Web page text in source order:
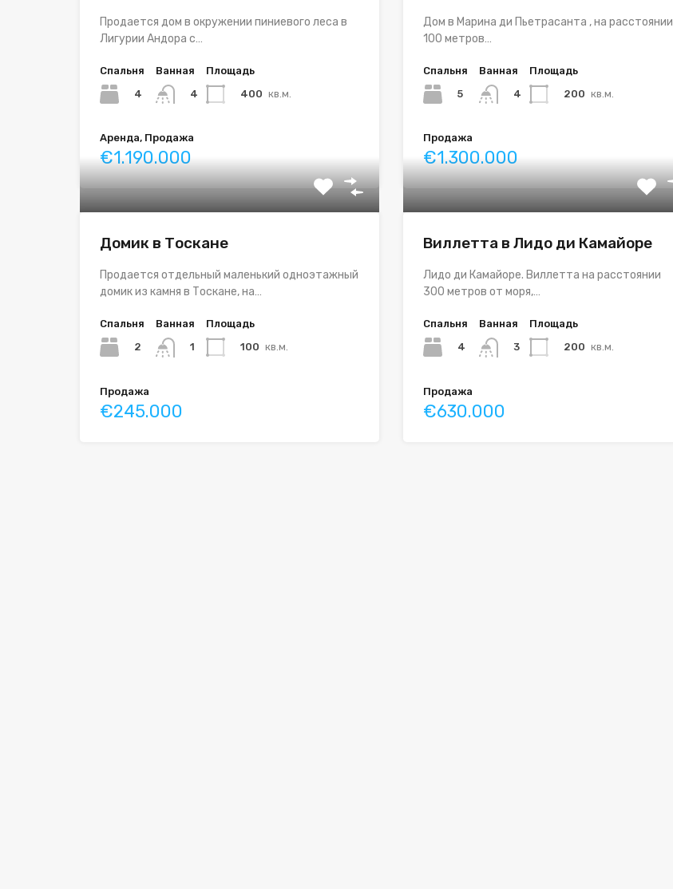
Продается дом в окружении пиниевого леса в
Лигурии Андора с…
Спальня
4
Ванная
4
Площадь
400 кв.м.
Аренда, Продажа
€1.190.000
Дом в Марина ди Пьетрасанта , на расстоянии
100 метров…
Спальня
5
Ванная
4
Площадь
200 кв.м.
Продажа
€1.300.000
Домик в Тоскане
Продается отдельный маленький одноэтажный
домик из камня в Тоскане, на…
Спальня
2
Ванная
1
Площадь
100 кв.м.
Продажа
€245.000
Виллетта в Лидо ди Камайоре
Лидо ди Камайоре. Виллетта на расстоянии
300 метров от моря,…
Спальня
4
Ванная
3
Площадь
200 кв.м.
Продажа
€630.000